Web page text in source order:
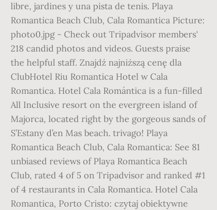
libre, jardines y una pista de tenis. Playa
Romantica Beach Club, Cala Romantica Picture:
photo0.jpg - Check out Tripadvisor members'
218 candid photos and videos. Guests praise
the helpful staff. Znajdź najniższą cenę dla
ClubHotel Riu Romantica Hotel w Cala
Romantica. Hotel Cala Romántica is a fun-filled
All Inclusive resort on the evergreen island of
Majorca, located right by the gorgeous sands of
S’Estany d’en Mas beach. trivago! Playa
Romantica Beach Club, Cala Romantica: See 81
unbiased reviews of Playa Romantica Beach
Club, rated 4 of 5 on Tripadvisor and ranked #1
of 4 restaurants in Cala Romantica. Hotel Cala
Romantica, Porto Cristo: czytaj obiektywne